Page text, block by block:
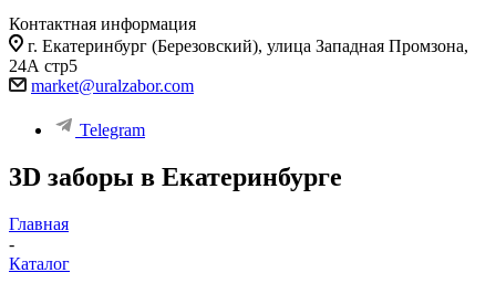
Контактная информация
г. Екатеринбург (Березовский), улица Западная Промзона,
24А стр5
market@uralzabor.com
Telegram
3D заборы в Екатеринбурге
Главная
-
Каталог